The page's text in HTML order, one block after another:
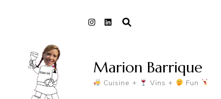
Marion Barrique
Cuisine + Vins + Fun